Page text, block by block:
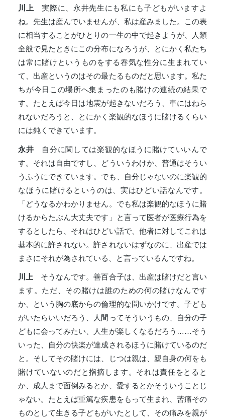
川上 実際に、永井先生にも私にも子どもがいますよ
ね。先生は産んでいませんが、私は産みました。この表
に相当することがひとりの一生の中で起きようが、人類
全般で見たときにこの分布になろうが、とにかく私たち
は常に賭けというものをする吞気な性分に生まれてい
て、出産というのはその最たるものだと思います。私た
ちが今日この場所へ集まったのも賭けの連続の結果で
す。たとえば今日は地震が起きないだろう、車にはねら
れないだろうと、とにかく楽観的なほうに賭けるくらい
には鈍くできています。
永井 自分に関しては楽観的なほうに賭けていいんで
す。それは自由ですし、どういうわけか、普通はそうい
うふうにできています。でも、自分じゃないのに楽観的
なほうに賭けるというのは、実はひどい話なんです。
「どうなるかわかりません。でも私は楽観的なほうに賭
けるからたぶん大丈夫です」と言って医者が医療行為を
するとしたら、それはひどい話で、他者に対してこれは
基本的に許されない。許されないはずなのに、出産では
まさにそれが為されている、と言っているんですね。
川上 そうなんです。善百合子は、出産は賭けだと言い
ます。ただ、その賭けは誰のための何の賭けなんです
か、という胸の底からの倫理的な問いかけです。子ども
がいたらいいだろう、人間ってそういうもの、自分の子
どもに会ってみたい、人生が楽しくなるだろう……そう
いった、自分の快楽が達成されるほうに賭けているのだ
と。そしてその賭けには、じつは親は、親自身の何をも
賭けていないのだと指摘します。それは責任をとると
か、成人まで面倒みるとか、愛するとかそういうことじ
ゃない。たとえば重篤な疾患をもって生まれ、苦痛その
ものとして生きる子どもがいたとして、その痛みを親が